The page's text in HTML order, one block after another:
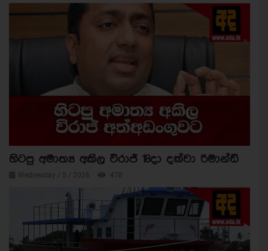
හිටපු අමාත්‍ය අකිල විරාජ් 18දා දක්වා රිමාන්ඩ්
Wednesday / 5 / 2026 478